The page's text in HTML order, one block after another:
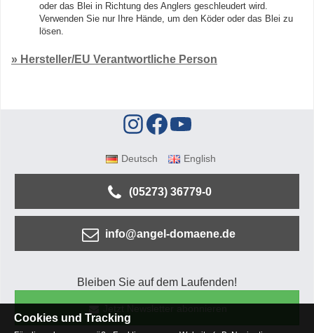
oder das Blei in Richtung des Anglers geschleudert wird.
Verwenden Sie nur Ihre Hände, um den Köder oder das Blei zu
lösen.
» Hersteller/EU Verantwortliche Person
Deutsch English
(05273) 36779-0
info@angel-domaene.de
Bleiben Sie auf dem Laufenden!
Cookies und Tracking